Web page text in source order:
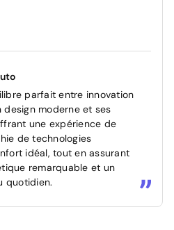
parfait entre innovation
moderne et ses
une expérience de
de technologies
idéal, tout en assurant
remarquable et un
quotidien.